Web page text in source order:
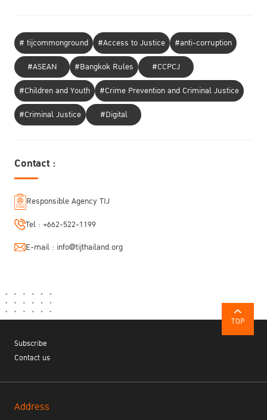
# tijcommonground #Access to Justice
#anti-corruption
#ASEAN
#Bangkok Rules
#CCPCJ
#Children and Youth
#Crime Prevention and Criminal Justice
#Criminal Justice
#Digital
Contact :
Responsible Agency TIJ
Tel : +662-522-1199
E-mail : info@tijthailand.org
TOP
Subscribe
Contact us
Address